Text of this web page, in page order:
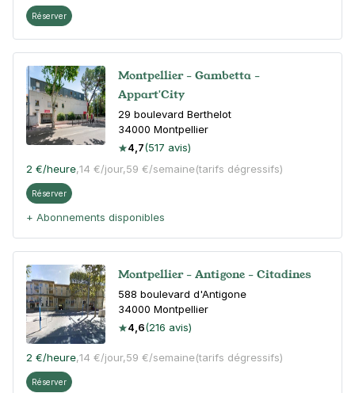
Réserver
Montpellier - Gambetta -
Appart'City
29 boulevard Berthelot
34000 Montpellier
4,7(517 avis)
2 €/heure,14 €/jour,59 €/semaine(tarifs dégressifs)
Réserver
+ Abonnements disponibles
Montpellier - Antigone - Citadines
588 boulevard d'Antigone
34000 Montpellier
4,6(216 avis)
2 €/heure,14 €/jour,59 €/semaine(tarifs dégressifs)
Réserver